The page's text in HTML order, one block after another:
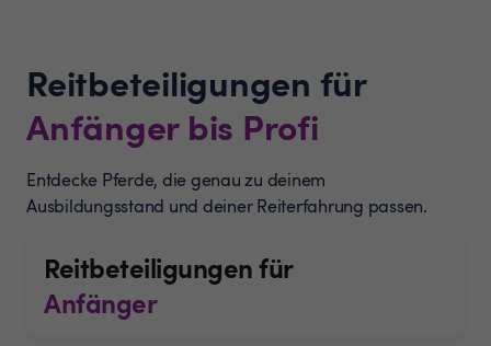
Reitbeteiligungen für
Anfänger bis Profi
Entdecke Pferde, die genau zu deinem
Ausbildungsstand und deiner Reiterfahrung passen.
Reitbeteiligungen für
Anfänger